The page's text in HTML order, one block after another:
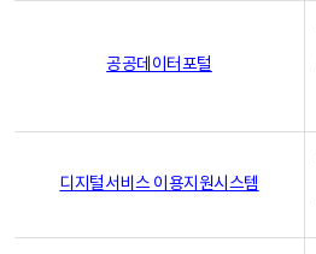
공공데이터포털
디지털서비스 이용지원시스템